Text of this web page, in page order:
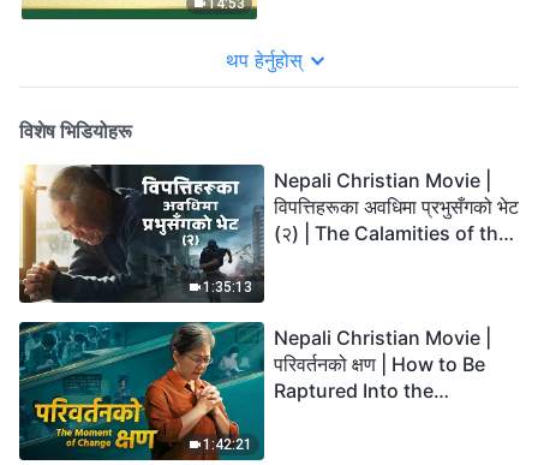
14:53
थप हेर्नुहोस्
विशेष भिडियोहरू
1:35:13
Nepali Christian Movie |
विपत्तिहरूका अवधिमा प्रभुसँगको भेट
(२) | The Calamities of the
1:42:21
Nepali Christian Movie |
परिवर्तनको क्षण | How to Be
Raptured Into the